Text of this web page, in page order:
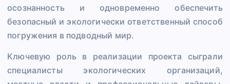
осознанность и одновременно обеспечить
безопасный и экологически ответственный способ
погружения в подводный мир.
Ключевую роль в реализации проекта сыграли
специалисты экологических организаций,